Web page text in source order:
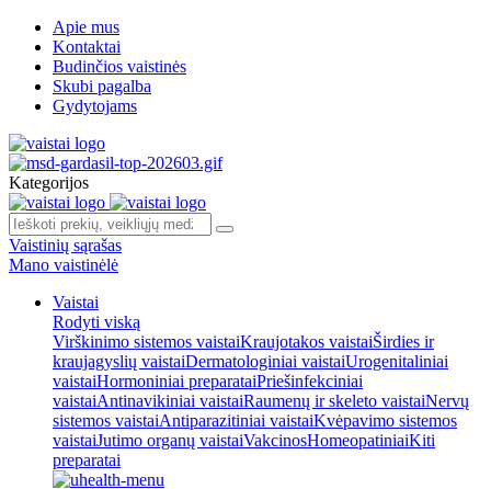
Apie mus
Kontaktai
Budinčios vaistinės
Skubi pagalba
Gydytojams
Kategorijos
Vaistinių sąrašas
Mano vaistinėlė
Vaistai
Rodyti viską
Virškinimo sistemos vaistaiKraujotakos vaistaiŠirdies ir
kraujagyslių vaistaiDermatologiniai vaistaiUrogenitaliniai
vaistaiHormoniniai preparataiPriešinfekciniai
vaistaiAntinavikiniai vaistaiRaumenų ir skeleto vaistaiNervų
sistemos vaistaiAntiparazitiniai vaistaiKvėpavimo sistemos
vaistaiJutimo organų vaistaiVakcinosHomeopatiniaiKiti
preparatai